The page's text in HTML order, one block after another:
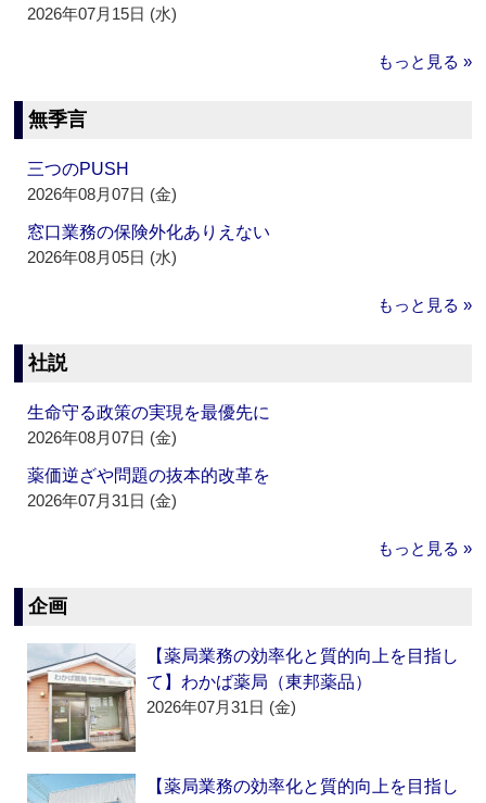
2026年07月15日 (水)
もっと見る »
無季言
三つのPUSH
2026年08月07日 (金)
窓口業務の保険外化ありえない
2026年08月05日 (水)
もっと見る »
社説
生命守る政策の実現を最優先に
2026年08月07日 (金)
薬価逆ざや問題の抜本的改革を
2026年07月31日 (金)
もっと見る »
企画
【薬局業務の効率化と質的向上を目指し
て】わかば薬局（東邦薬品）
2026年07月31日 (金)
【薬局業務の効率化と質的向上を目指し